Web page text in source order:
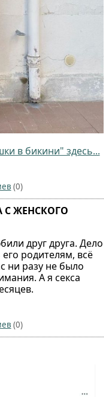
в бикини" здесь...
(0)
С ЖЕНСКОГО
друг друга. Дело
родителям, всё
ни разу не было
А я секса
(0)